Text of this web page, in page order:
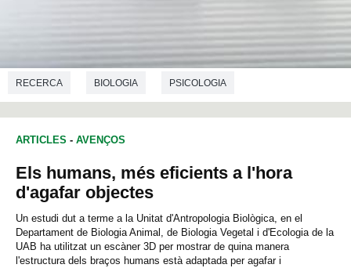
RECERCA BIOLOGIA PSICOLOGIA
ARTICLES - AVENÇOS
Els humans, més eficients a l'hora
d'agafar objectes
Un estudi dut a terme a la Unitat d'Antropologia Biològica, en el
Departament de Biologia Animal, de Biologia Vegetal i d'Ecologia de la
UAB ha utilitzat un escàner 3D per mostrar de quina manera
l'estructura dels braços humans està adaptada per agafar i